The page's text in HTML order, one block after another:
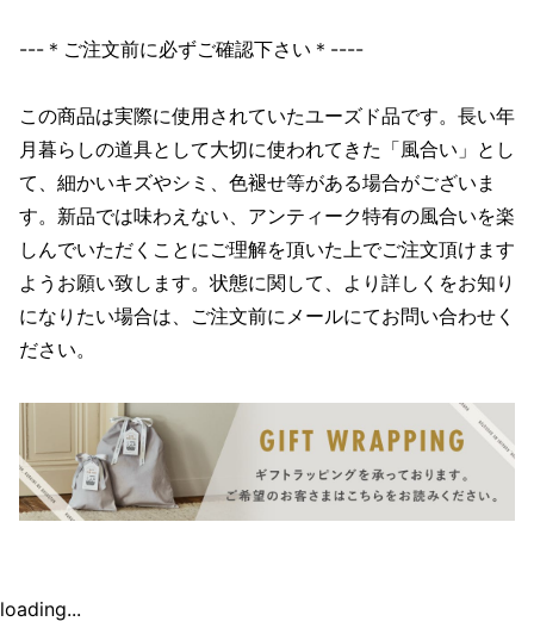
---＊ご注文前に必ずご確認下さい＊----
この商品は実際に使用されていたユーズド品です。長い年
月暮らしの道具として大切に使われてきた「風合い」とし
て、細かいキズやシミ、色褪せ等がある場合がございま
す。新品では味わえない、アンティーク特有の風合いを楽
しんでいただくことにご理解を頂いた上でご注文頂けます
ようお願い致します。状態に関して、より詳しくをお知り
になりたい場合は、ご注文前にメールにてお問い合わせく
ださい。
loading...